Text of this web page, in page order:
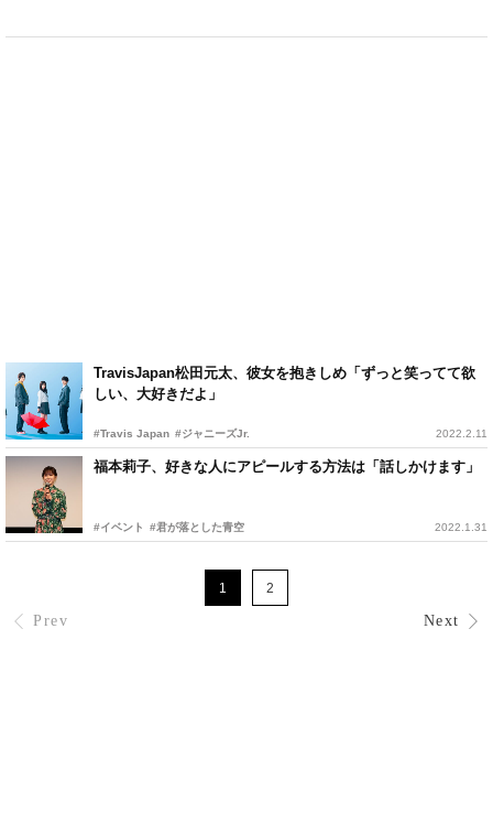
TravisJapan松田元太、彼女を抱きしめ「ずっと笑ってて欲
しい、大好きだよ」
#Travis Japan #ジャニーズJr. 2022.2.11
福本莉子、好きな人にアピールする方法は「話しかけます」
#イベント #君が落とした青空 2022.1.31
Prev
1 2
Next